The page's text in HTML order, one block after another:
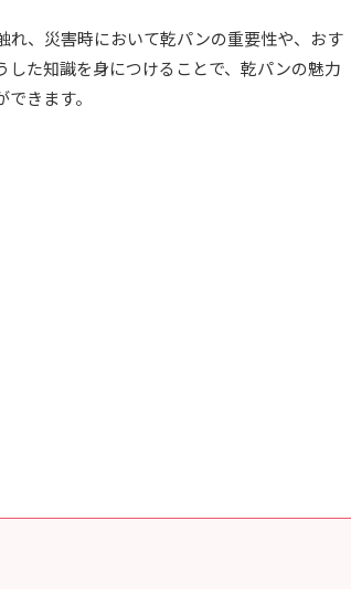
、災害時において乾パンの重要性や、おす
た知識を身につけることで、乾パンの魅力
きます。